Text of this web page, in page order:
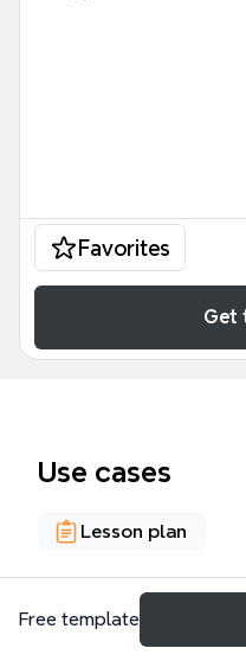
Favorites
Get
Use cases
Lesson plan
About
Free template